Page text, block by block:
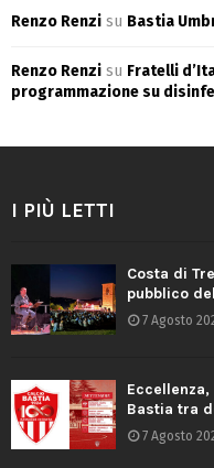
Renzo Renzi su Bastia
Renzo Renzi su Fratelli
programmazione su
I PIÙ LETTI
Costa di
pubblico
7 Agosto
Bastia tra
7 Agosto